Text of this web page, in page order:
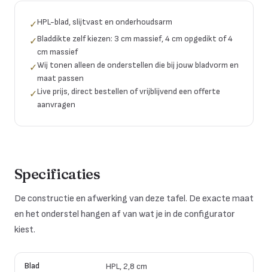
✓HPL-blad, slijtvast en onderhoudsarm
✓Bladdikte zelf kiezen: 3 cm massief, 4 cm opgedikt of 4
cm massief
✓Wij tonen alleen de onderstellen die bij jouw bladvorm en
maat passen
✓Live prijs, direct bestellen of vrijblijvend een offerte
aanvragen
Specificaties
De constructie en afwerking van deze tafel. De exacte maat
en het onderstel hangen af van wat je in de configurator
kiest.
Blad HPL, 2,8 cm